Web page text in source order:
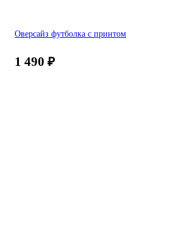
Оверсайз футболка с принтом
1 490 ₽